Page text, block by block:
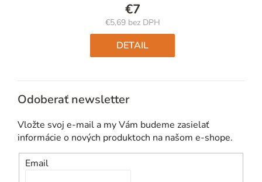
€7
€5,69 bez DPH
Jednotková
cena:
DETAIL
Odoberať newsletter
Vložte svoj e-mail a my Vám budeme zasielať
informácie o nových produktoch na našom e-shope.
Email